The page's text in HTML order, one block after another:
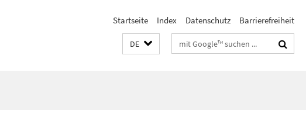
Startseite Index Datenschutz Barrierefreiheit
DE Suchbegriffe